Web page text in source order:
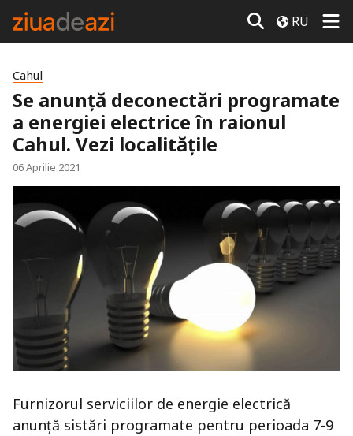
RU
Cahul
Se anunță deconectări programate
a energiei electrice în raionul
Cahul. Vezi localitățile
06 Aprilie 2021
Furnizorul serviciilor de energie electrică
anunță sistări programate pentru perioada 7-9